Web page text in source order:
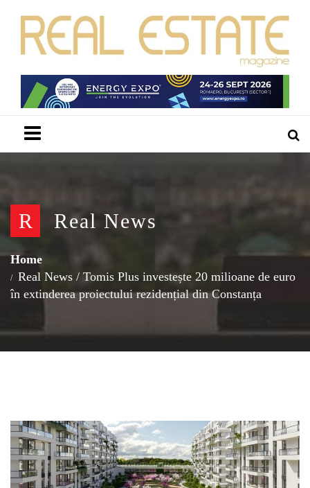
R Real News
Home
Real News / Tomis Plus investește 20 milioane de euro
în extinderea proiectului rezidențial din Constanța